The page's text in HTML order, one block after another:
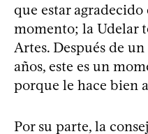
que estar
momento; la Udelar
Artes. Después de
años, este es un
porque le hace bien
Por su parte, la